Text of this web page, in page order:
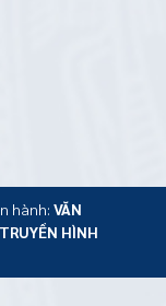
hành: VĂN
HÌNH